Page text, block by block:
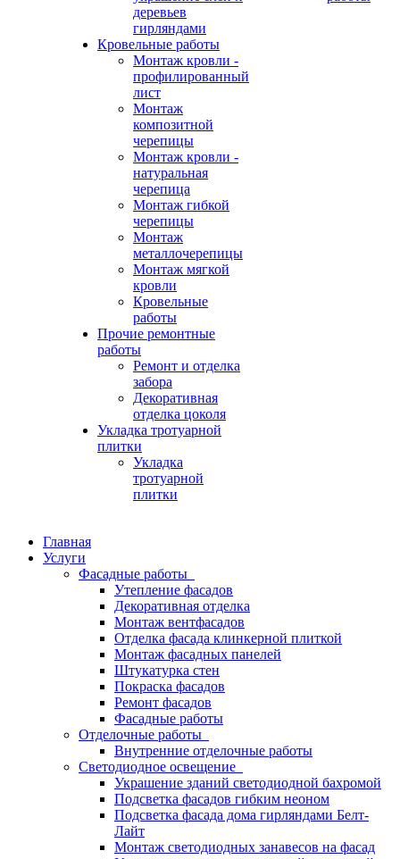
деревьев
гирляндами
Кровельные работы
Монтаж кровли -
профилированный
лист
Монтаж
композитной
черепицы
Монтаж кровли -
натуральная
черепица
Монтаж гибкой
черепицы
Монтаж
металлочерепицы
Монтаж мягкой
кровли
Кровельные
работы
Прочие ремонтные
работы
Ремонт и отделка
забора
Декоративная
отделка цоколя
Укладка тротуарной
плитки
Укладка
тротуарной
плитки
Главная
Услуги
Фасадные работы
Утепление фасадов
Декоративная отделка
Монтаж вентфасадов
Отделка фасада клинкерной плиткой
Монтаж фасадных панелей
Штукатурка стен
Покраска фасадов
Ремонт фасадов
Фасадные работы
Отделочные работы
Внутренние отделочные работы
Светодиодное освещение
Украшение зданий светодиодной бахромой
Подсветка фасадов гибким неоном
Подсветка фасада дома гирляндами Белт-
Лайт
Монтаж светодиодных занавесов на фасад